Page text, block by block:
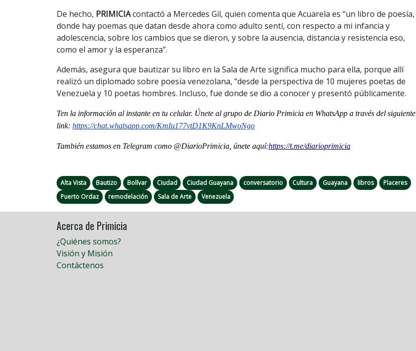
De hecho, PRIMICIAcontactó a Mercedes Gil, quien comenta que Acuarela es “un libro de poesía,
donde hay poemas que datan desde ahora como adulto sentí, con respecto a mi infancia y
adolescencia, sobre los cambios que se dieron, y sobre la ausencia, distancia y resistencia eso,
como el amor y la esperanza”.
Además, asegura que bautizar su libro en la Sala de Arte significa mucho para ella, porque allí
realizó un diplomado sobre poesía venezolana, “desde la perspectiva de 10 mujeres poetas de
Venezuela y 10 poetas hombres. Incluso, fue donde se dio a conocer y presentó públicamente.
Ten la información al instante en tu celular. Únete al grupo de Diario Primicia en WhatsApp a través del siguiente
link: https://chat.whatsapp.com/KmIu177vtD1K9KnLMwoNgo
También estamos en Telegram como @DiarioPrimicia, únete aquí:https://t.me/diarioprimicia
Alta Vista Bautizo Bolívar Ciudad Ciudad Guayana conversatorio Cultura Guayana libros
Placeres
Puerto Ordaz
remodelación Sala de Arte Venezuela
Acerca de Primicia
¿Quiénes somos?
Visión y Misión
Contáctenos